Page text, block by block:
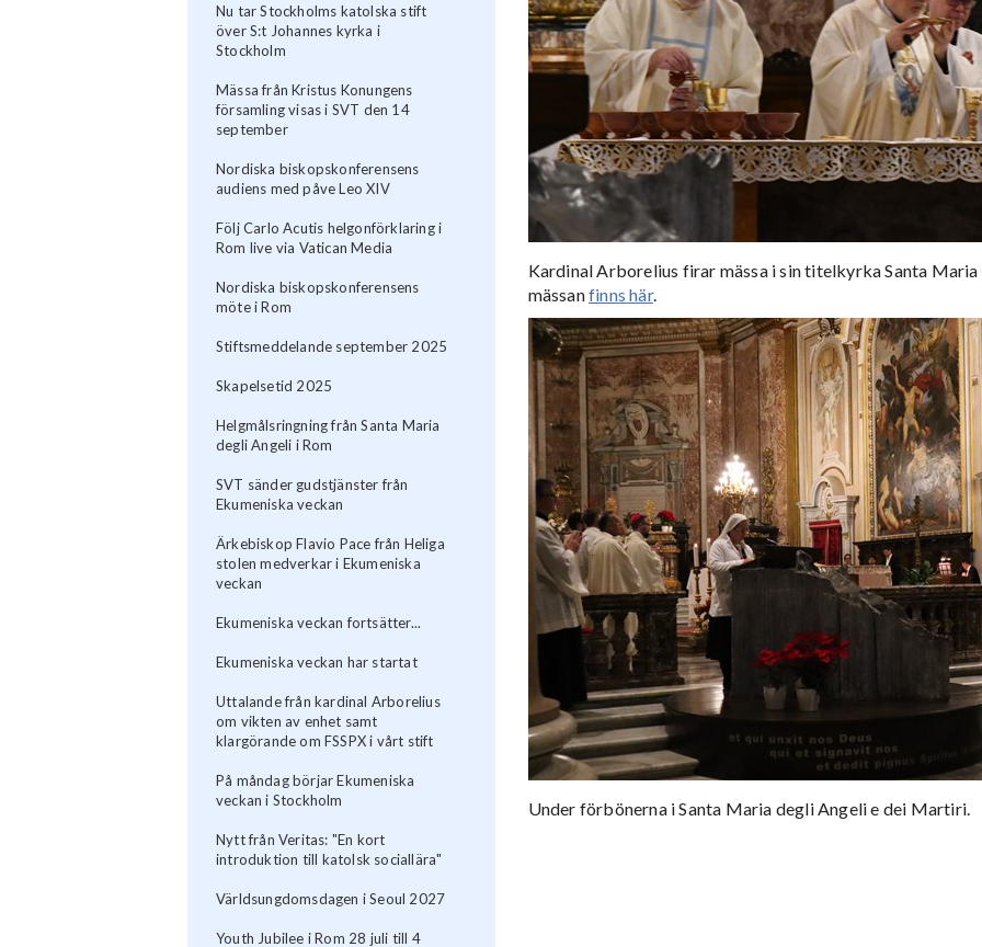
Nu tar Stockholms katolska stift
över S:t Johannes kyrka i
Stockholm
Mässa från Kristus Konungens
församling visas i SVT den 14
september
Nordiska biskopskonferensens
audiens med påve Leo XIV
Följ Carlo Acutis helgonförklaring i
Rom live via Vatican Media
Nordiska biskopskonferensens
möte i Rom
Stiftsmeddelande september 2025
Skapelsetid 2025
Helgmålsringning från Santa Maria
degli Angeli i Rom
SVT sänder gudstjänster från
Ekumeniska veckan
Ärkebiskop Flavio Pace från Heliga
stolen medverkar i Ekumeniska
veckan
Ekumeniska veckan fortsätter...
Ekumeniska veckan har startat
Uttalande från kardinal Arborelius
om vikten av enhet samt
klargörande om FSSPX i vårt stift
På måndag börjar Ekumeniska
veckan i Stockholm
Nytt från Veritas: "En kort
introduktion till katolsk sociallära"
Världsungdomsdagen i Seoul 2027
Youth Jubilee i Rom 28 juli till 4
Kardinal Arborelius firar mässa i sin titelkyrka Santa
mässanfinns här.
Under förbönerna i Santa Maria degli Angeli e dei Martiri.